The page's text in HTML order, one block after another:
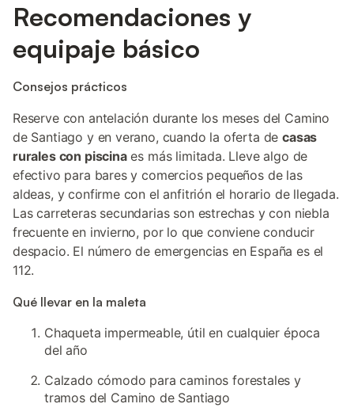
Recomendaciones y
equipaje básico
Consejos prácticos
Reserve con antelación durante los meses del Camino
de Santiago y en verano, cuando la oferta decasas
rurales con piscinaes más limitada. Lleve algo de
efectivo para bares y comercios pequeños de las
aldeas, y confirme con el anfitrión el horario de llegada.
Las carreteras secundarias son estrechas y con niebla
frecuente en invierno, por lo que conviene conducir
despacio. El número de emergencias en España es el
112.
Qué llevar en la maleta
Chaqueta impermeable, útil en cualquier época
del año
Calzado cómodo para caminos forestales y
tramos del Camino de Santiago